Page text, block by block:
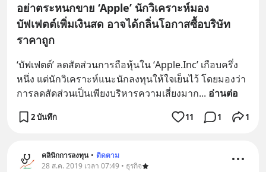
อย่าตระหนกขาย ‘Apple’ นักวิเคราะห์มอง
บัฟเฟตต์เพิ่มเงินสด อาจได้กลิ่นโอกาสซื้อบริษัท
ราคาถูก
‘บัฟเฟตต์’ ลดสัดส่วนการถือหุ้นใน ‘Apple.Inc’ เกือบครึ่ง
หนึ่ง แต่นักวิเคราะห์แนะนักลงทุนให้ใจเย็นไว้ โดยมองว่า
การลดสัดส่วนเป็นเพียงบริหารความเสี่ยงมาก... อ่านต่อ
2 บันทึก 11 1 1
คลินิกการลงทุน • ติดตาม
28 ส.ค. 2019 เวลา 07:49 • ธุรกิจ